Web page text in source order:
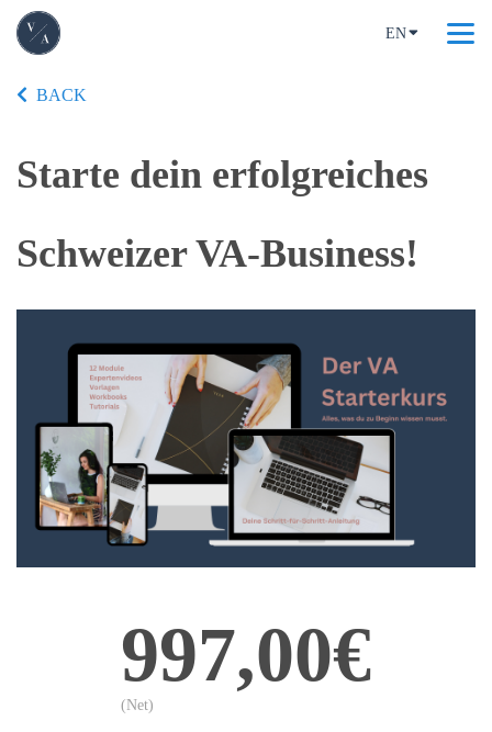
EN
BACK
Starte dein erfolgreiches
Schweizer VA-Business!
997,00€
(Net)